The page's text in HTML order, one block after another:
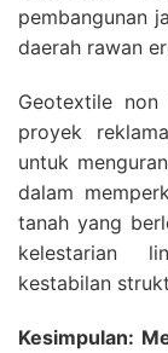
pembangunan
daerah rawan
Geotextile
proyek
untuk
dalam
tanah yang
kelestarian
kestabilan
Kesimpulan: